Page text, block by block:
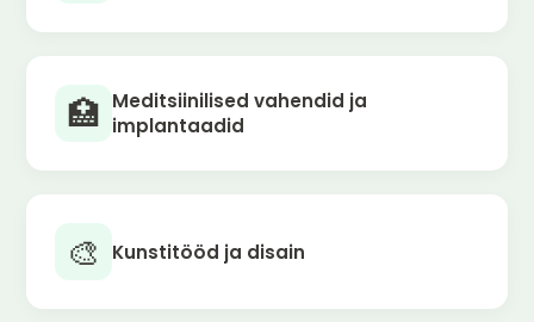
🏥 Meditsiinilised vahendid ja
implantaadid
🎨 Kunstitööd ja disain